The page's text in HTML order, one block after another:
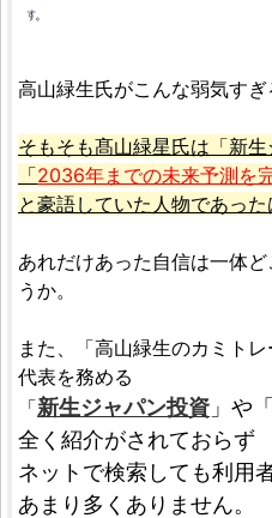
高山緑生氏がこんな弱気すぎ
そもそも髙山緑星氏は「新生
「2036年までの未来予測を
と豪語していた人物であった
あれだけあった自信は一体
うか。
また、「高山緑生のカミト
代表を務める
「新生ジャパン投資 」や「
全く紹介がされておらず
ネットで検索しても利用
あまり多くありません。